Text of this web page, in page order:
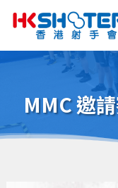
MMC 邀